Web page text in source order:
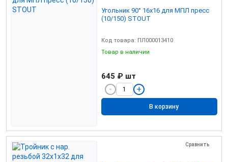
Угольник 90° 16х16 для МПЛ пресс
(10/150) STOUT
Код товара: ПЛ000013410
Товар в наличии
645 ₽ шт
В корзину
Сравнить